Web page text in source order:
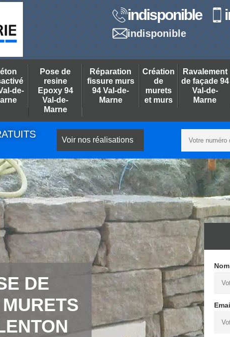
indisponible
indisponible
de-
Pose de
resine
Epoxy 94
Val-de-
Marne
Réparation
fissure murs
94 Val-de-
Marne
Création
de
murets
et murs
Ravalement
de façade 94
Val-de-
Marne
Voir nos réalisations
DE